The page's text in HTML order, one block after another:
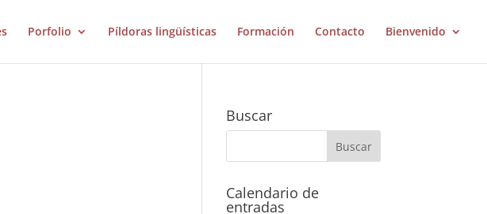
Porfolio Píldoras lingüísticas Formación Contacto Bienvenido
Buscar
Calendario de
entradas